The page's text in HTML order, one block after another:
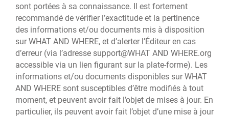
sont portées à sa connaissance. Il est fortement
recommandé de vérifier l’exactitude et la pertinence
des informations et/ou documents mis à disposition
sur WHAT AND WHERE, et d’alerter l’Éditeur en cas
d’erreur (via l’adresse support@WHAT AND WHERE.org
accessible via un lien figurant sur la plate-forme). Les
informations et/ou documents disponibles sur WHAT
AND WHERE sont susceptibles d’être modifiés à tout
moment, et peuvent avoir fait l’objet de mises à jour. En
particulier, ils peuvent avoir fait l’objet d’une mise à jour